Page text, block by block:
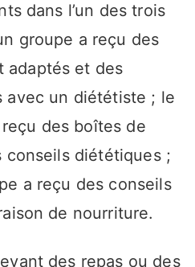
dans l’un des trois
groupe a reçu des
adaptés et des
avec un diététiste ; le
des boîtes de
conseils diététiques ;
a reçu des conseils
de nourriture.
des repas ou des